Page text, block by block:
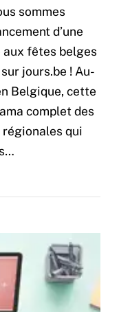
sommes
d’une
fêtes belges
jours.be ! Au-
Belgique, cette
complet des
qui